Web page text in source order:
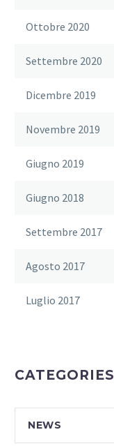
Ottobre 2020
Settembre 2020
Dicembre 2019
Novembre 2019
Giugno 2019
Giugno 2018
Settembre 2017
Agosto 2017
Luglio 2017
CATEGORIES
NEWS